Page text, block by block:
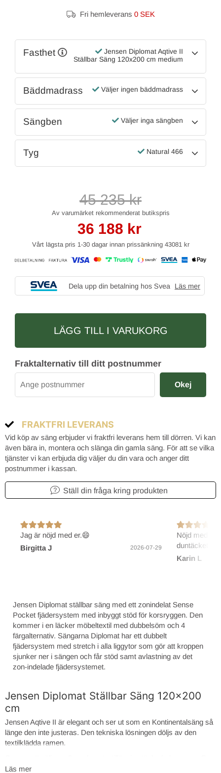
Jag är nöjd med er.😄
Birgitta J
2026-07-29
Nöjd med
duntäcket.
Karin L
Jensen Diplomat ställbar säng med ett zonindelat Sense
Pocket fjädersystem med inbyggt stöd för korsryggen. Den
kommer i en läcker möbeltextil med dubbelsöm och 4
färgalternativ. Sängarna Diplomat har ett dubbelt
fjädersystem med stretch i alla liggytor som gör att kroppen
sjunker ner i sängen och får stöd samt avlastning av det
zon-indelade fjädersystemet.
Jensen Diplomat Ställbar Säng 120x200
cm
Jensen Aqtive II är elegant och ser ut som en Kontinentalsäng så
länge den inte justeras. Den tekniska lösningen döljs av den
textilklädda ramen.
ben istället för åtta, som är standard, bidrar till att ge sängen ett
Läs mer
Fri hemleverans 0 SEK
Fasthet
Jensen Diplomat Aqtive II
Ställbar Säng 120x200 cm medium
Bäddmadrass Väljer ingen bäddmadrass
Sängben Väljer inga sängben
Tyg Natural 466
45 235kr
36 188 kr
Vårt lägsta pris 1-30 dagar innan prissänkning 43081 kr
Dela upp din betalning hos Svea Läs mer
LÄGG TILL I VARUKORG
Fraktalternativ till ditt postnummer
Okej
FRAKTFRI LEVERANS
Vid köp av säng erbjuder vi fraktfri leverans hem till dörren. Vi kan
även bära in, montera och slänga din gamla säng. För att se vilka
tjänster vi kan erbjuda dig väljer du din vara och anger ditt
postnummer i kassan.
Ställ din fråga kring produkten